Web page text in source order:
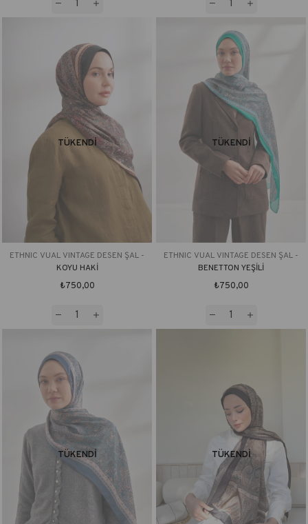
TÜKENDI
ETHNIC VUAL VINTAGE DESEN ŞAL -
KOYU HAKİ
₺750,00
TÜKENDI
ETHNIC VUAL VINTAGE DESEN ŞAL -
BENETTON YEŞİLİ
₺750,00
TÜKENDI TÜKENDI